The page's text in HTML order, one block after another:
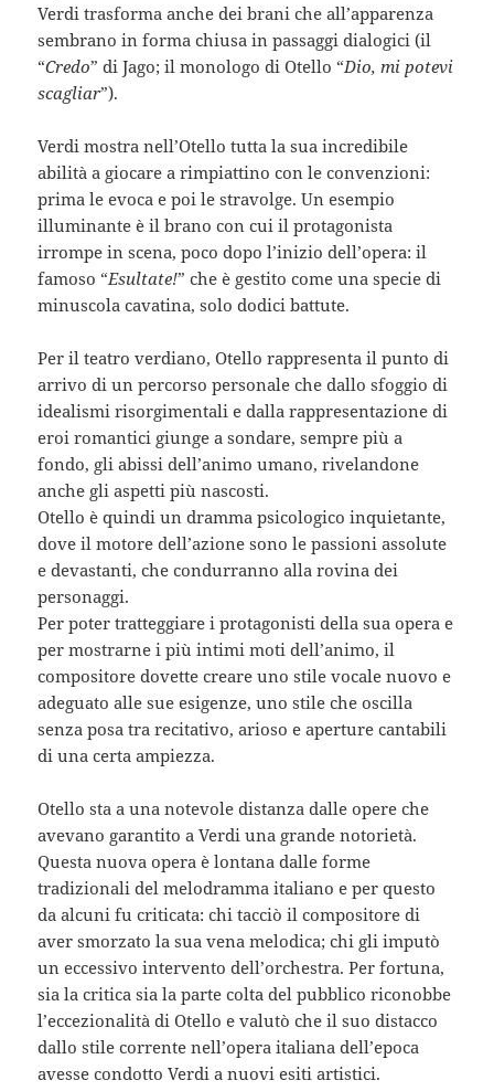
Verdi trasforma anche dei brani che all’apparenza
sembrano in forma chiusa in passaggi dialogici (il
“Credo” di Jago; il monologo di Otello “Dio, mi potevi
scagliar”).
Verdi mostra nell’Otello tutta la sua incredibile
abilità a giocare a rimpiattino con le convenzioni:
prima le evoca e poi le stravolge. Un esempio
illuminante è il brano con cui il protagonista
irrompe in scena, poco dopo l’inizio dell’opera: il
famoso “Esultate!” che è gestito come una specie di
minuscola cavatina, solo dodici battute.
Per il teatro verdiano, Otello rappresenta il punto di
arrivo di un percorso personale che dallo sfoggio di
idealismi risorgimentali e dalla rappresentazione di
eroi romantici giunge a sondare, sempre più a
fondo, gli abissi dell’animo umano, rivelandone
anche gli aspetti più nascosti.
Otello è quindi un dramma psicologico inquietante,
dove il motore dell’azione sono le passioni assolute
e devastanti, che condurranno alla rovina dei
personaggi.
Per poter tratteggiare i protagonisti della sua opera e
per mostrarne i più intimi moti dell’animo, il
compositore dovette creare uno stile vocale nuovo e
adeguato alle sue esigenze, uno stile che oscilla
senza posa tra recitativo, arioso e aperture cantabili
di una certa ampiezza.
Otello sta a una notevole distanza dalle opere che
avevano garantito a Verdi una grande notorietà.
Questa nuova opera è lontana dalle forme
tradizionali del melodramma italiano e per questo
da alcuni fu criticata: chi tacciò il compositore di
aver smorzato la sua vena melodica; chi gli imputò
un eccessivo intervento dell’orchestra. Per fortuna,
sia la critica sia la parte colta del pubblico riconobbe
l’eccezionalità di Otello e valutò che il suo distacco
dallo stile corrente nell’opera italiana dell’epoca
avesse condotto Verdi a nuovi esiti artistici.